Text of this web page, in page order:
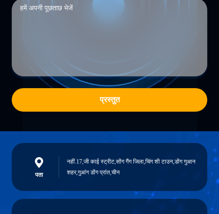
प्रस्तुत
पता
नहीं.17,जी काई स्ट्रीट,सोंग गैंग जिला,चिंग शी टाउन,डोंग गुआन
शहर,गुआंग डोंग प्रांत,चीन